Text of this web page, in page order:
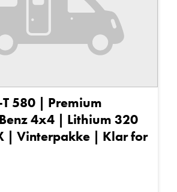
Trine Dahl
Verksted / Deler
(0)
(0)
580 | Premium
4x4 | Lithium 320
| Vinterpakke | Klar for